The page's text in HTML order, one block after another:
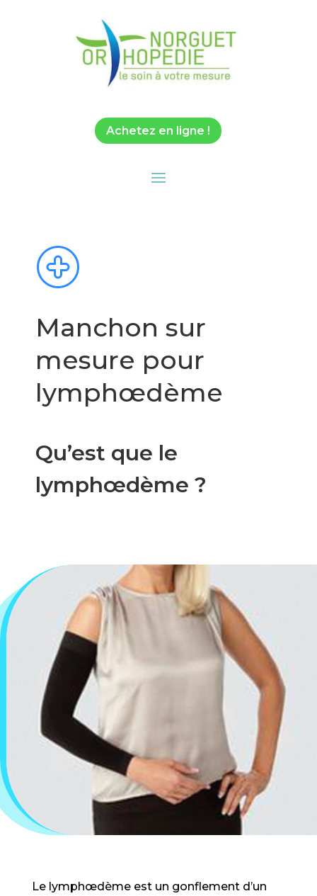
Achetez en ligne !
Manchon sur
mesure pour
lymphœdème
Qu’est que le
lymphœdème ?
Le lymphœdème est un gonflement d’un